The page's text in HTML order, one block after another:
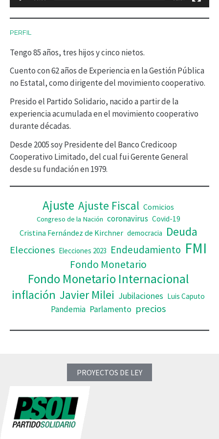
c
t
o
r
d
e
v
d
e
o
PERFIL
Tengo 85 años, tres hijos y cinco nietos.
Cuento con 62 años de Experiencia en la Gestión Pública
no Estatal, como dirigente del movimiento cooperativo.
Presido el Partido Solidario, nacido a partir de la
experiencia acumulada en el movimiento cooperativo
durante décadas.
Desde 2005 soy Presidente del Banco Credicoop
Cooperativo Limitado, del cual fui Gerente General
desde su fundación en 1979.
Ajuste Ajuste Fiscal Comicios
Congreso de la Nación coronavirus Covid-19
Cristina Fernández de Kirchner democracia Deuda
Elecciones Elecciones 2023 Endeudamiento FMI
Fondo Monetario
Fondo Monetario Internacional
inflación Javier Milei Jubilaciones Luis Caputo
Pandemia Parlamento precios
PROYECTOS DE LEY